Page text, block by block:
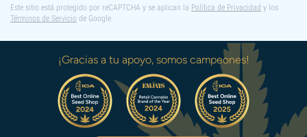
Este sitio está protegido por reCAPTCHA y se aplican la Política de Privacidad y los
Términos de Servicio de Google.
¡Gracias a tu apoyo, somos campeones!